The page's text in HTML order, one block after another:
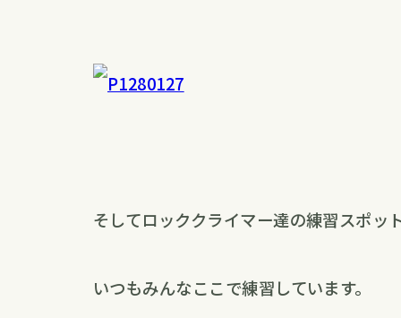
そしてロッククライマー達の練習スポッ
いつもみんなここで練習しています。